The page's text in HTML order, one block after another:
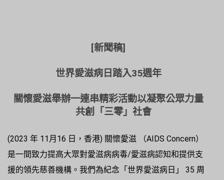
[新聞稿]
世界愛滋病日踏入35週年
關懷愛滋舉辦一連串精彩活動以凝聚公眾力量
共創「三零」社會
(2023 年 11月16 日，香港) 關懷愛滋 （AIDS Concern）
是一間致力提高大眾對愛滋病病毒/愛滋病認知和提供支
援的領先慈善機構。我們為紀念「世界愛滋病日」 35 周